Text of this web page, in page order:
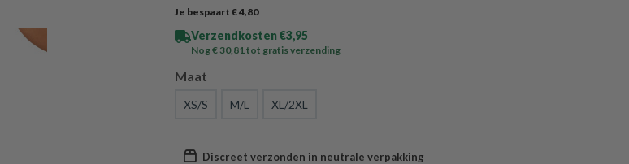
Je bespaart € 4,80
Verzendkosten €3,95
Nog € 30,81tot gratis verzending
Maat
XS/S M/L XL/2XL
Discreet verzonden in neutrale verpakking